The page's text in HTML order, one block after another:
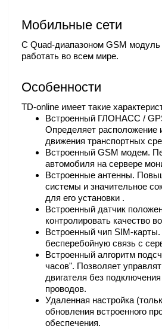
Мобильные сети
С Quad-диапазоном GSM
работать во всем мире.
Особенности
TD-online имеет такие
Встроенный ГЛОНАСС /
Определяет расположение
движения транспортных
Встроенный GSM модем.
автомобиля на сервере
Встроенные антенны.
системы и значительное
для его установки .
Встроенный датчик
контролировать качество
Встроенный чип SIM-
бесперебойную связь с
Встроенный алгоритм
часов". Позволяет
двигателя без
проводов.
Удаленная настройка
обновления встроенного
обеспечения.